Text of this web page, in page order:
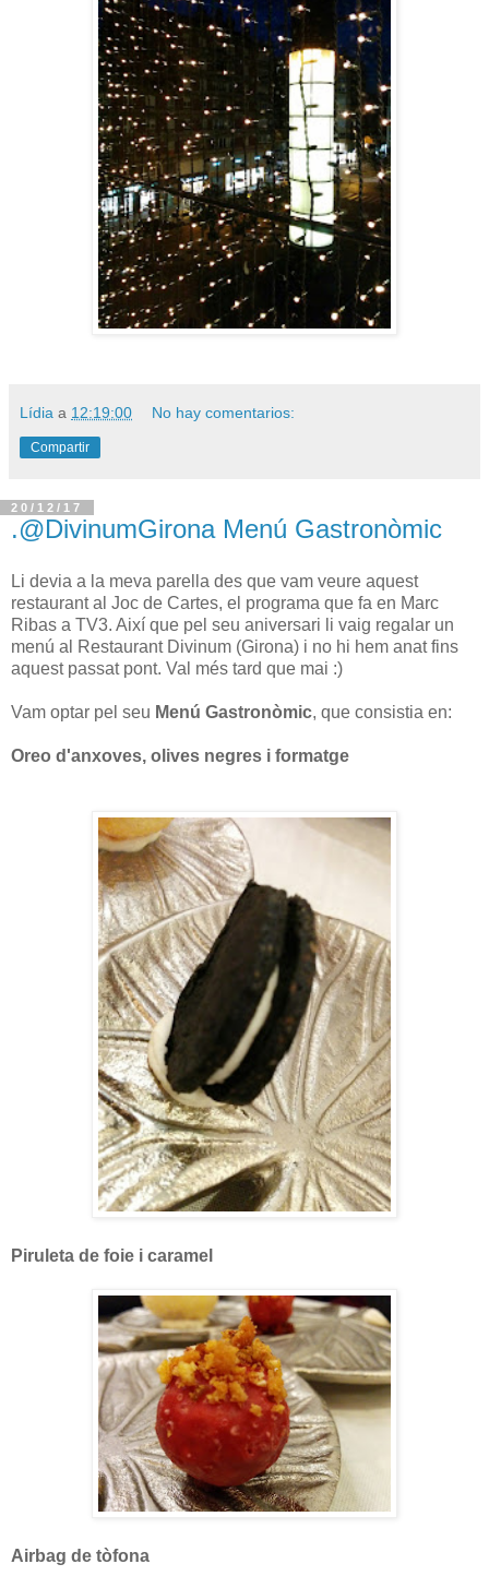
Lídia a 12:19:00 No hay comentarios:
Compartir
20/12/17
.@DivinumGirona Menú Gastronòmic
Li devia a la meva parella des que vam veure aquest
restaurant al Joc de Cartes, el programa que fa en Marc
Ribas a TV3. Així que pel seu aniversari li vaig regalar un
menú al Restaurant Divinum (Girona) i no hi hem anat fins
aquest passat pont. Val més tard que mai :)
Vam optar pel seu Menú Gastronòmic, que consistia en:
Oreo d'anxoves, olives negres i formatge
Piruleta de foie i caramel
Airbag de tòfona